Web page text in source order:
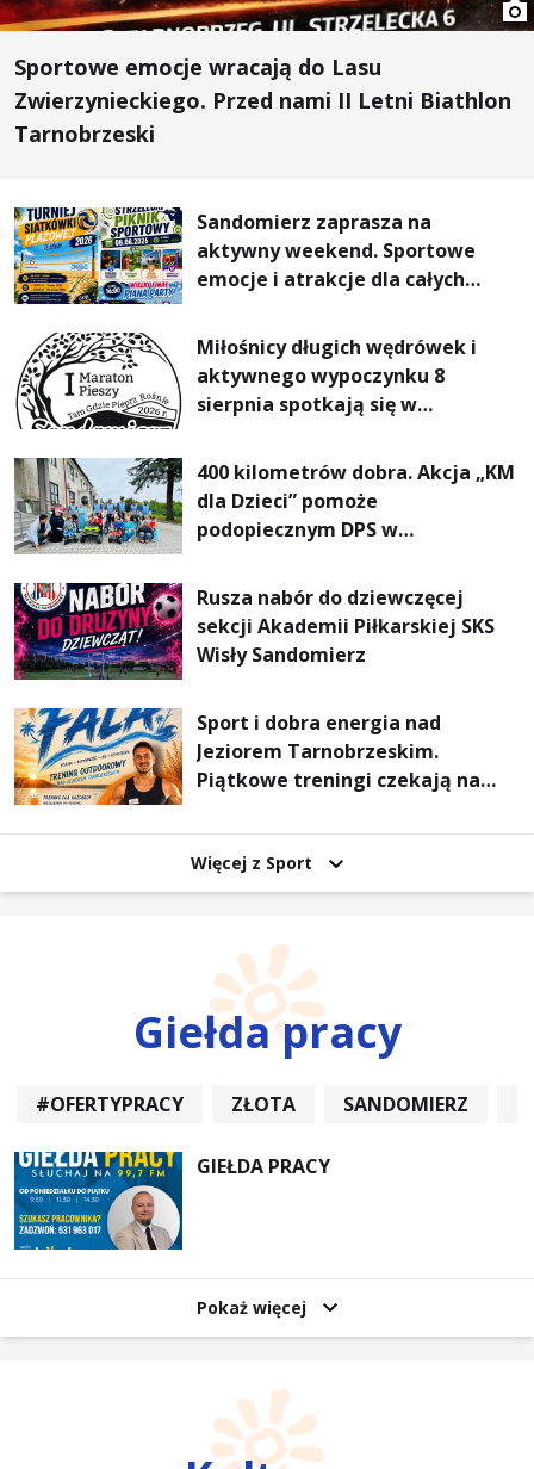
Sportowe emocje wracają do Lasu
Zwierzynieckiego. Przed nami II Letni Biathlon
Tarnobrzeski
Sandomierz zaprasza na
aktywny weekend. Sportowe
emocje i atrakcje dla całych
Miłośnicy długich wędrówek i
aktywnego wypoczynku 8
sierpnia spotkają się w
Pieszym „Tam Gdzie Pieprz
Rośnie”
400 kilometrów dobra. Akcja „KM
dla Dzieci” pomoże
podopiecznym DPS w
Rusza nabór do dziewczęcej
sekcji Akademii Piłkarskiej SKS
Wisły Sandomierz
Sport i dobra energia nad
Jeziorem Tarnobrzeskim.
Piątkowe treningi czekają na
Więcej z Sport
Giełda pracy
#OFERTYPRACY ZŁOTA SANDOMIERZ
GIEŁDA PRACY
Pokaż więcej